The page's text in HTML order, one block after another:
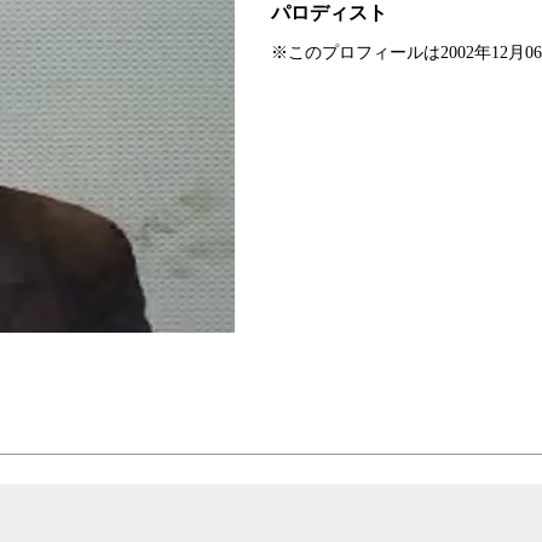
パロディスト
※このプロフィールは2002年12月